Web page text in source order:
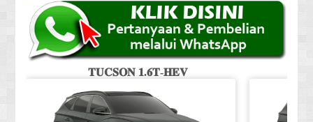
𝐓𝐔𝐂𝐒𝐎𝐍 𝟏.𝟔𝐓-𝐇𝐄𝐕